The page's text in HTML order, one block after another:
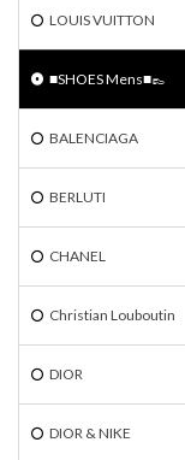
LOUIS VUITTON
■SHOES Mens■👞
BALENCIAGA
BERLUTI
CHANEL
Christian Louboutin
DIOR
DIOR & NIKE